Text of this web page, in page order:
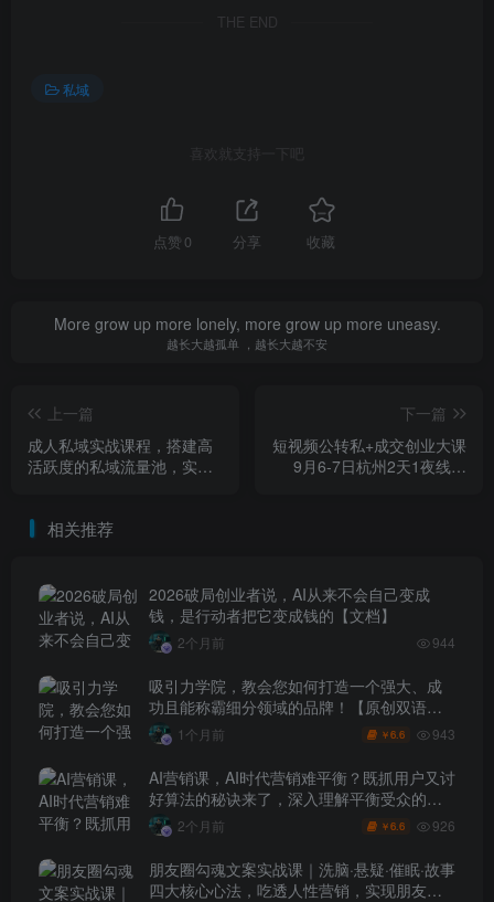
THE END
私域
喜欢就支持一下吧
点赞 0 分享 收藏
More grow up more lonely, more grow up more uneasy.
越长大越孤单 ，越长大越不安
上一篇
成人私域实战课程，搭建高
活跃度的私域流量池，实现
下一篇
短视频公转私+成交创业大课
9月6-7日杭州2天1夜线下
相关推荐
2026破局创业者说，AI从来不会自己变成
钱，是行动者把它变成钱的【文档】
2个月前 944
吸引力学院，教会您如何打造一个强大、成
功且能称霸细分领域的品牌！【原创双语字
幕】 1个月前 ￥6.6 943
AI营销课，AI时代营销难平衡？既抓用户又讨
好算法的秘诀来了，深入理解平衡受众的需
求【原创双语字幕】
2个月前 ￥6.6 926
朋友圈勾魂文案实战课｜洗脑·悬疑·催眠·故事
四大核心心法，吃透人性营销，实现朋友圈